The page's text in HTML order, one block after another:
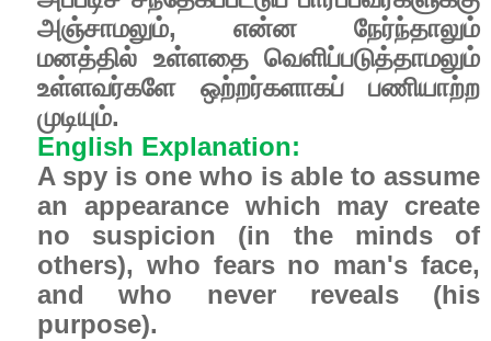
அஞ்சாமலும், என்ன
நேர்ந்தாலும்
மனத்தில் உள்ளதை வெளிப்படுத்தாமலும்
உள்ளவர்களே
ஒற்றர்களாகப்
பணியாற்ற
முடியும்.
English Explanation:
A spy is one who is able to assume
an appearance which may create
no suspicion (in the minds of
others), who fears no man's face,
and who never reveals (his
purpose).